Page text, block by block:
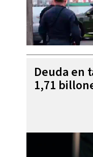
Deuda en
1,71